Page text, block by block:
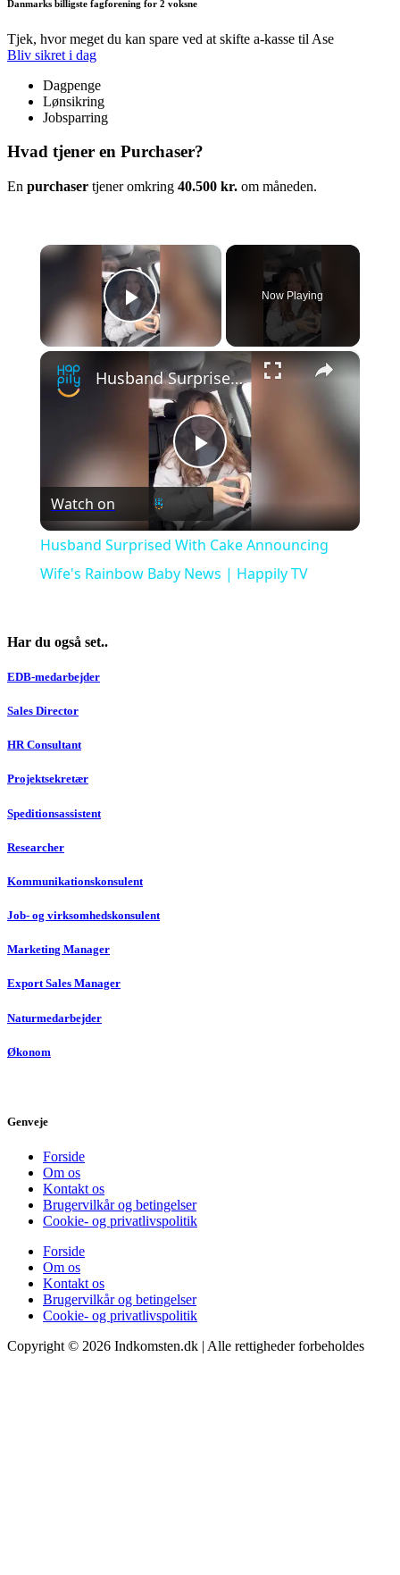
Danmarks billigste fagforening for 2 voksne
Tjek, hvor meget du kan spare ved at skifte a-kasse til Ase
Bliv sikret i dag
Dagpenge
Lønsikring
Jobsparring
Hvad tjener en Purchaser?
En purchaser tjener omkring 40.500 kr. om måneden.
×
Play Video
Now Playing
×
Play
Video
Husband Surprised With Cake Announcing Wife's Rainbow Baby News | Happily TV
Watch on
Husband Surprised With Cake Announcing
Wife's Rainbow Baby News | Happily TV
Har du også set..
EDB-medarbejder
Sales Director
HR Consultant
Projektsekretær
Speditionsassistent
Researcher
Kommunikationskonsulent
Job- og virksomhedskonsulent
Marketing Manager
Export Sales Manager
Naturmedarbejder
Økonom
Genveje
Forside
Om os
Kontakt os
Brugervilkår og betingelser
Cookie- og privatlivspolitik
Forside
Om os
Kontakt os
Brugervilkår og betingelser
Cookie- og privatlivspolitik
Copyright © 2026 Indkomsten.dk | Alle rettigheder forbeholdes